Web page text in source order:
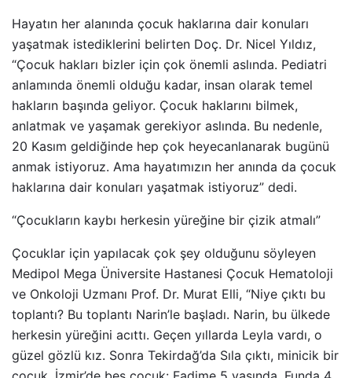
Hayatın her alanında çocuk haklarına dair konuları
yaşatmak istediklerini belirten Doç. Dr. Nicel Yıldız,
“Çocuk hakları bizler için çok önemli aslında. Pediatri
anlamında önemli olduğu kadar, insan olarak temel
hakların başında geliyor. Çocuk haklarını bilmek,
anlatmak ve yaşamak gerekiyor aslında. Bu nedenle,
20 Kasım geldiğinde hep çok heyecanlanarak bugünü
anmak istiyoruz. Ama hayatımızın her anında da çocuk
haklarına dair konuları yaşatmak istiyoruz” dedi.
“Çocukların kaybı herkesin yüreğine bir çizik atmalı”
Çocuklar için yapılacak çok şey olduğunu söyleyen
Medipol Mega Üniversite Hastanesi Çocuk Hematoloji
ve Onkoloji Uzmanı Prof. Dr. Murat Elli, “Niye çıktı bu
toplantı? Bu toplantı Narin’le başladı. Narin, bu ülkede
herkesin yüreğini acıttı. Geçen yıllarda Leyla vardı, o
güzel gözlü kız. Sonra Tekirdağ’da Sıla çıktı, minicik bir